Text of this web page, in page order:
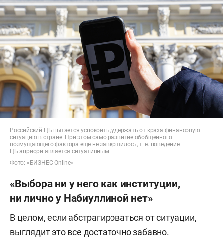
Российский ЦБ пытается успокоить, удержать от краха финансовую
ситуацию в стране. При этом само развитие обобщенного
возмущающего фактора еще не завершилось, т. е. поведение
ЦБ априори является ситуативным
Фото: «БИЗНЕС Online»
«Выбора ни у него как институции,
ни лично у Набиуллиной нет»
В целом, если абстрагироваться от ситуации,
выглядит это все достаточно забавно.